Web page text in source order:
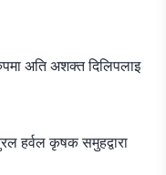
अति अशक्त दिलिपलाइ
हर्वल कृषक समुहद्वारा